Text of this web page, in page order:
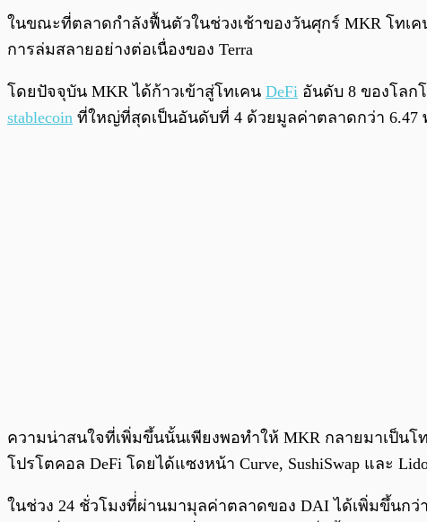
ในขณะที่ตลาดกำลังฟื้นตัวในช่วงเช้าของวันศุกร์ MKR โทเ
การล่มสลายอย่างต่อเนื่องของ Terra
โดยปัจจุบัน MKR ได้ก้าวเข้าสู่โทเคน DeFi อันดับ 8 ของโลก
stablecoin ที่ใหญ่ที่สุดเป็นอันดับที่ 4 ด้วยมูลค่าตลาดกว่า 6.47
ความน่าสนใจที่เพิ่มขึ้นนั้นเพียงพอทำให้ MKR กลายมาเป็น
โปรโตคอล DeFi โดยได้แซงหน้า Curve, SushiSwap และ
ในช่วง 24 ชั่วโมงที่่ผ่านมามุลค่าตลาดของ DAI ได้เพิ่มขึ้นก